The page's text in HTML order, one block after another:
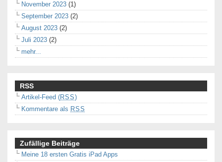
November 2023 (1)
September 2023 (2)
August 2023 (2)
Juli 2023 (2)
mehr...
RSS
Artikel-Feed (RSS)
Kommentare als RSS
Zufällige Beiträge
Meine 18 ersten Gratis iPad Apps